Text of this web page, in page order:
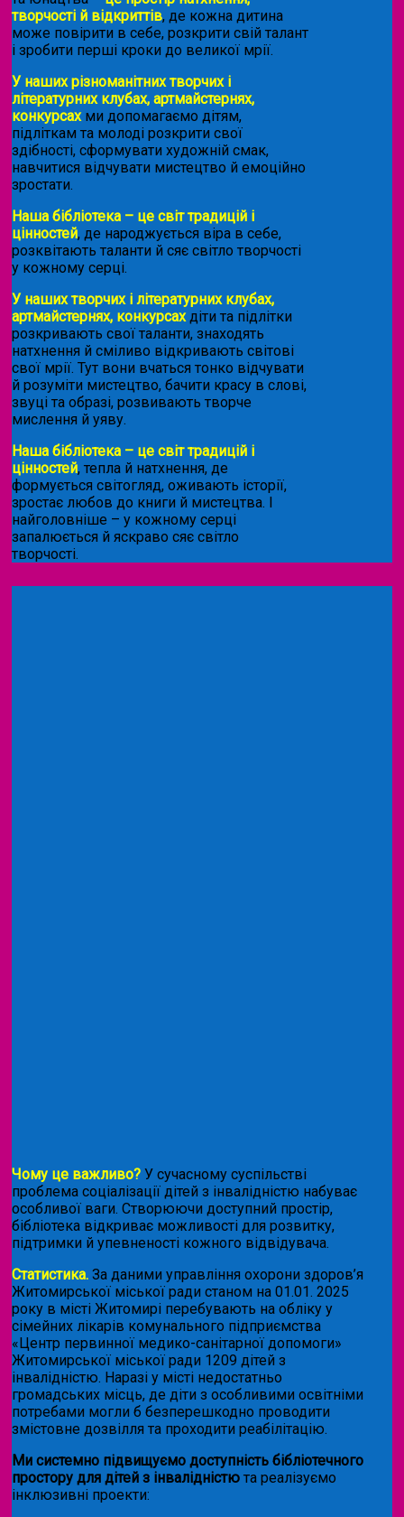
творчості й відкриттів, де кожна дитина
може повірити в себе, розкрити свій талант
і зробити перші кроки до великої мрії.
У наших різноманітних творчих і
літературних клубах, артмайстернях,
конкурсахми допомагаємо дітям,
підліткам та молоді розкрити свої
здібності, сформувати художній смак,
навчитися відчувати мистецтво й емоційно
зростати.
Наша бібліотека – це світ традицій і
цінностей, де народжується віра в себе,
розквітають таланти й сяє світло творчості
у кожному серці.
У наших творчих і літературних клубах,
артмайстернях, конкурсахдіти та підлітки
розкривають свої таланти, знаходять
натхнення й сміливо відкривають світові
свої мрії. Тут вони вчаться тонко відчувати
й розуміти мистецтво, бачити красу в слові,
звуці та образі, розвивають творче
мислення й уяву.
Наша бібліотека – це світ традицій і
цінностей, тепла й натхнення, де
формується світогляд, оживають історії,
зростає любов до книги й мистецтва. І
найголовніше – у кожному серці
запалюється й яскраво сяє світло
творчості.
Чому це важливо? У сучасному суспільстві
проблема соціалізації дітей з інвалідністю набуває
особливої ваги. Створюючи доступний простір,
бібліотека відкриває можливості для розвитку,
підтримки й упевненості кожного відвідувача.
Статистика. За даними управління охорони здоров’я
Житомирської міської ради станом на 01.01. 2025
року в місті Житомирі перебувають на обліку у
сімейних лікарів комунального підприємства
«Центр первинної медико-санітарної допомоги»
Житомирської міської ради 1209 дітей з
інвалідністю. Наразі у місті недостатньо
громадських місць, де діти з особливими освітніми
потребами могли б безперешкодно проводити
змістовне дозвілля та проходити реабілітацію.
Ми системно підвищуємо доступність бібліотечного
простору для дітей з інвалідністю та реалізуємо
інклюзивні проекти: